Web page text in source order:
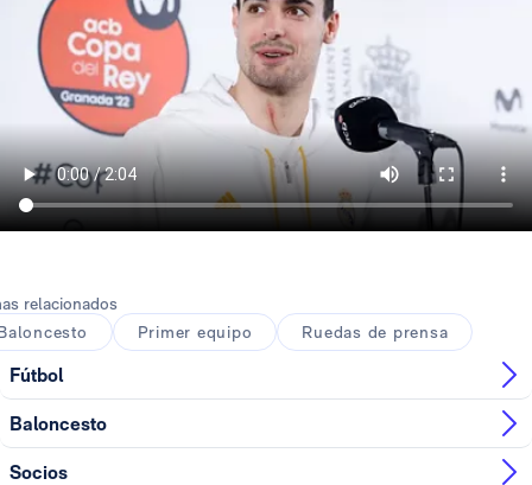
relacionados
Primer equipo Ruedas de prensa
Fútbol
Baloncesto
Socios